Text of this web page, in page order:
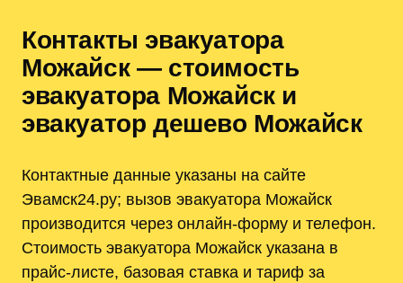
Контакты эвакуатора
Можайск — стоимость
эвакуатора Можайск и
эвакуатор дешево Можайск
Контактные данные указаны на сайте
Эвамск24.ру; вызов эвакуатора Можайск
производится через онлайн-форму и телефон.
Стоимость эвакуатора Можайск указана в
прайс-листе, базовая ставка и тариф за